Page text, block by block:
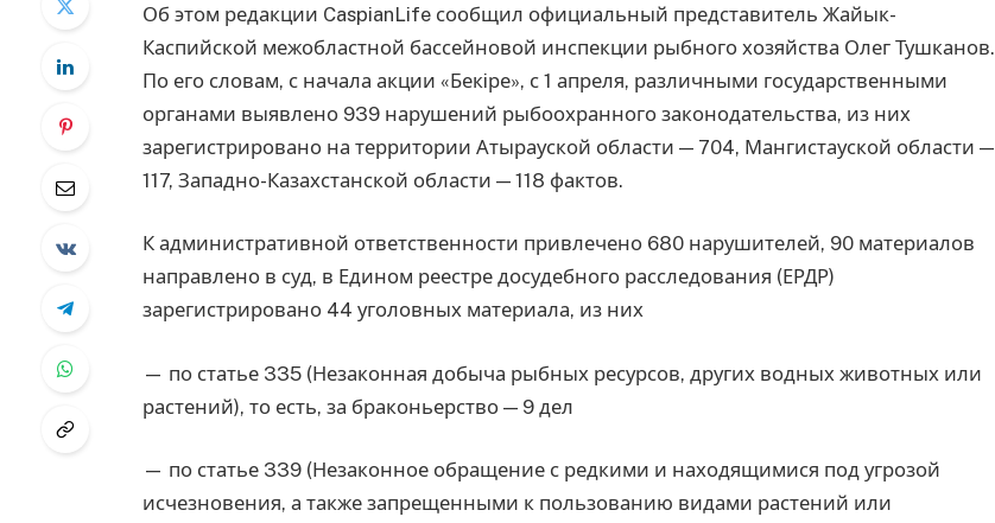
Об этом редакции CaspianLife сообщил официальный представитель Жайык-
Каспийской межобластной бассейновой инспекции рыбного хозяйства Олег Тушканов.
По его словам, с начала акции «Бекiре», с 1 апреля, различными государственными
органами выявлено 939 нарушений рыбоохранного законодательства, из них
зарегистрировано на территории Атырауской области — 704, Мангистауской области —
117, Западно-Казахстанской области — 118 фактов.
К административной ответственности привлечено 680 нарушителей, 90 материалов
направлено в суд, в Едином реестре досудебного расследования (ЕРДР)
зарегистрировано 44 уголовных материала, из них
— по статье 335 (Незаконная добыча рыбных ресурсов, других водных животных или
растений), то есть, за браконьерство — 9 дел
— по статье 339 (Незаконное обращение с редкими и находящимися под угрозой
исчезновения, а также запрещенными к пользованию видами растений или